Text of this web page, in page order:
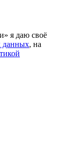
я даю своё
данных, на